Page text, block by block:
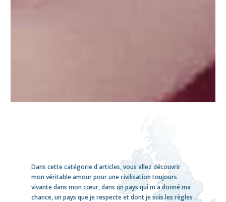
Dans cette catégorie d'articles, vous allez découvrir
mon véritable amour pour une civilisation toujours
vivante dans mon cœur, dans un pays qui m'a donné ma
chance, un pays que je respecte et dont je suis les règles